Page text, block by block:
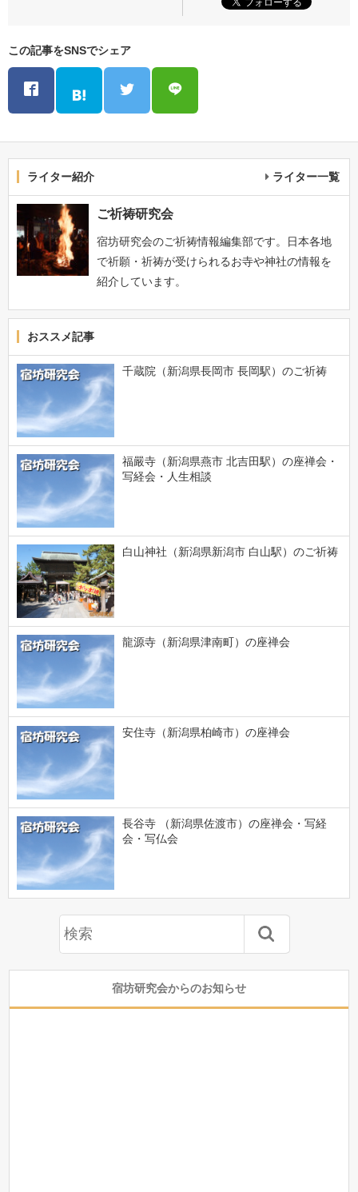
この記事をSNSでシェア
ライター紹介 ライター一覧
ご祈祷研究会
宿坊研究会のご祈祷情報編集部です。日本各地
で祈願・祈祷が受けられるお寺や神社の情報を
紹介しています。
おススメ記事
千蔵院（新潟県長岡市 長岡駅）のご祈祷
福嚴寺（新潟県燕市 北吉田駅）の座禅会・
写経会・人生相談
白山神社（新潟県新潟市 白山駅）のご祈祷
龍源寺（新潟県津南町）の座禅会
安住寺（新潟県柏崎市）の座禅会
長谷寺 （新潟県佐渡市）の座禅会・写経
会・写仏会
宿坊研究会からのお知らせ